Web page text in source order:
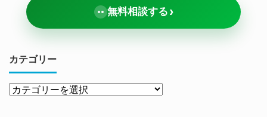
無料相談する ›
カテゴリー